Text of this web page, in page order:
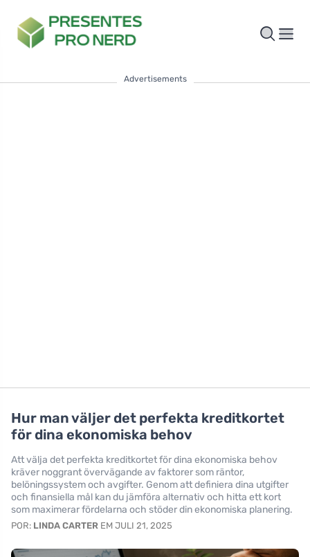
Advertisements
Hur man väljer det perfekta kreditkortet
för dina ekonomiska behov
Att välja det perfekta kreditkortet för dina ekonomiska behov
kräver noggrant övervägande av faktorer som räntor,
belöningssystem och avgifter. Genom att definiera dina utgifter
och finansiella mål kan du jämföra alternativ och hitta ett kort
som maximerar fördelarna och stöder din ekonomiska planering.
POR: LINDA CARTER EM JULI 21, 2025